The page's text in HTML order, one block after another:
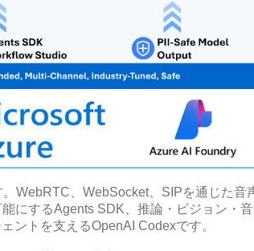
WebRTC、WebSocket、SIPを通じた音
にするAgents SDK、推論・ビジョン・
ントを支えるOpenAI Codexです。